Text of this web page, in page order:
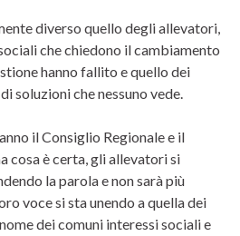
diverso quello degli allevatori,
che chiedono il cambiamento
hanno fallito e quello dei
soluzioni che nessuno vede.
il Consiglio Regionale e il
cosa è certa, gli allevatori si
la parola e non sarà più
voce si sta unendo a quella dei
dei comuni interessi sociali e